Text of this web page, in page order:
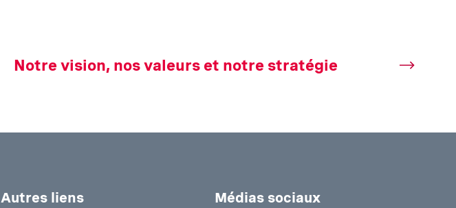
Notre vision, nos valeurs et notre stratégie
Autres liens
Médias sociaux